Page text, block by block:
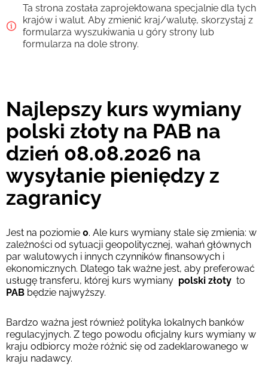
Ta strona została zaprojektowana specjalnie dla tych
krajów i walut. Aby zmienić kraj/walutę, skorzystaj z
formularza wyszukiwania u góry strony lub
formularza na dole strony.
Najlepszy kurs wymiany
polski złoty na PAB na
dzień 08.08.2026 na
wysyłanie pieniędzy z
zagranicy
Jest na poziomie 0. Ale kurs wymiany stale się zmienia: w
zależności od sytuacji geopolitycznej, wahań głównych
par walutowych i innych czynników finansowych i
ekonomicznych. Dlatego tak ważne jest, aby preferować
usługę transferu, której kurs wymiany polski złoty to
PAB będzie najwyższy.
Bardzo ważna jest również polityka lokalnych banków
regulacyjnych. Z tego powodu oficjalny kurs wymiany w
kraju odbiorcy może różnić się od zadeklarowanego w
kraju nadawcy.